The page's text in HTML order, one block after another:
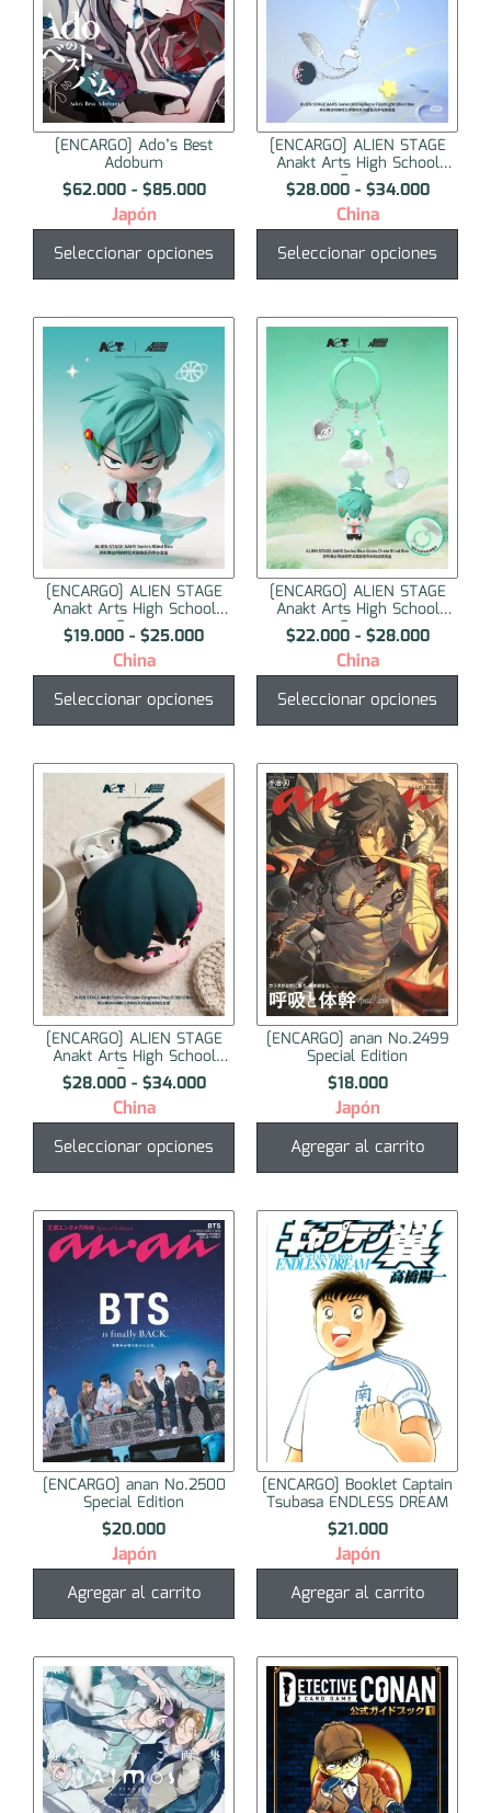
[ENCARGO] Ado’s Best
Adobum
$62.000 - $85.000
Japón
Seleccionar opciones
[ENCARGO] ALIEN STAGE
Anakt Arts High School
Ser...
$28.000 - $34.000
China
Seleccionar opciones
[ENCARGO] ALIEN STAGE
Anakt Arts High School
Ser...
$19.000 - $25.000
China
Seleccionar opciones
[ENCARGO] ALIEN STAGE
Anakt Arts High School
Ser...
$22.000 - $28.000
China
Seleccionar opciones
[ENCARGO] ALIEN STAGE
Anakt Arts High School
Ser...
$28.000 - $34.000
China
Seleccionar opciones
[ENCARGO] anan No.2499
Special Edition
$18.000
Japón
Agregar al carrito
[ENCARGO] anan No.2500
Special Edition
$20.000
Japón
Agregar al carrito
[ENCARGO] Booklet Captain
Tsubasa ENDLESS DREAM
$21.000
Japón
Agregar al carrito